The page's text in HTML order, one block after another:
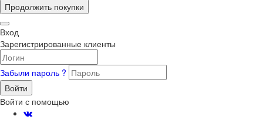
Продолжить покупки
Вход
Зарегистрированные клиенты
Забыли пароль ?
Войти
Войти с помощью